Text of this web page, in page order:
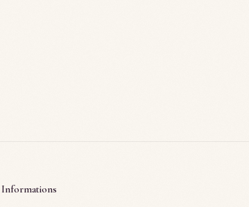
Informations